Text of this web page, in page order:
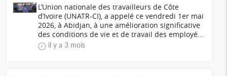
L’Union nationale des travailleurs de Côte
d’Ivoire (UNATR-CI), a appelé ce vendredi 1er mai
2026, à Abidjan, à une amélioration significative
des conditions de vie et de travail des employé...
il y a 3 mois